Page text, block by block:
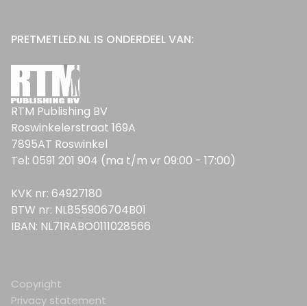
PRETMETLED.NL IS ONDERDEEL VAN:
RTM Publishing BV
Roswinkelerstraat 169A
7895AT Roswinkel
Tel: 0591 201 904 (ma t/m vr 09:00 - 17:00)
KVK nr: 64927180
BTW nr: NL855906704B01
IBAN: NL71RABO0111028566
Copyright
Privacy statement